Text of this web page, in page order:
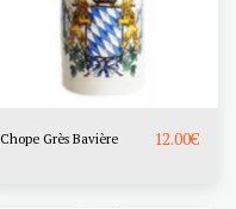
Chope Grès Bavière 12.00€